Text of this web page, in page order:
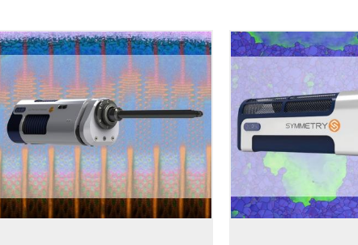
SEM中EDS分析高空间分辨率和低能
端性能。将Extreme电子电路、无窗
设计与几何结构和传感器的优化设计
相结合，灵敏度比传统大面积SDD高
15倍。
Symmetry是全新一
器，基于始创的
EBSD应用提供了出色
以及一系列创新设